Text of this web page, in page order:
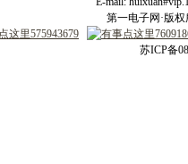
第一电子网·版权
苏ICP备